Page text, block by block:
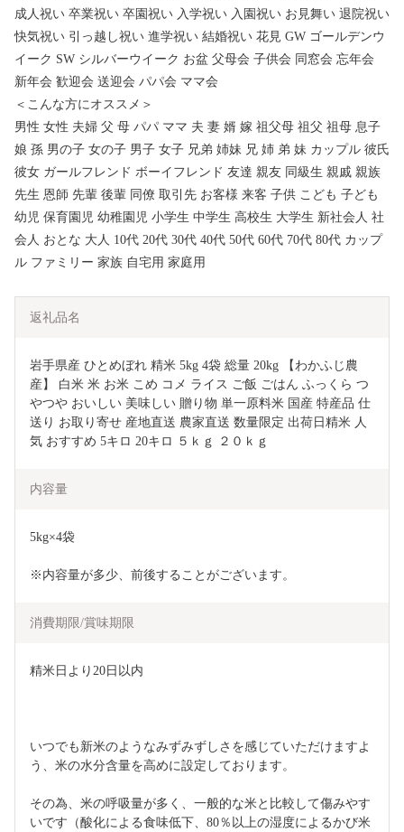
成人祝い 卒業祝い 卒園祝い 入学祝い 入園祝い お見舞い 退院祝い
快気祝い 引っ越し祝い 進学祝い 結婚祝い 花見 GW ゴールデンウ
イーク SW シルバーウイーク お盆 父母会 子供会 同窓会 忘年会
新年会 歓迎会 送迎会 パパ会 ママ会
＜こんな方にオススメ＞
男性 女性 夫婦 父 母 パパ ママ 夫 妻 婿 嫁 祖父母 祖父 祖母 息子
娘 孫 男の子 女の子 男子 女子 兄弟 姉妹 兄 姉 弟 妹 カップル 彼氏
彼女 ガールフレンド ボーイフレンド 友達 親友 同級生 親戚 親族
先生 恩師 先輩 後輩 同僚 取引先 お客様 来客 子供 こども 子ども
幼児 保育園児 幼稚園児 小学生 中学生 高校生 大学生 新社会人 社
会人 おとな 大人 10代 20代 30代 40代 50代 60代 70代 80代 カップ
ル ファミリー 家族 自宅用 家庭用
返礼品名
岩手県産 ひとめぼれ 精米 5kg 4袋 総量 20kg 【わかふじ農
産】 白米 米 お米 こめ コメ ライス ご飯 ごはん ふっくら つ
やつや おいしい 美味しい 贈り物 単一原料米 国産 特産品 仕
送り お取り寄せ 産地直送 農家直送 数量限定 出荷日精米 人
気 おすすめ 5キロ 20キロ ５ｋｇ ２０ｋｇ
内容量
5kg×4袋
※内容量が多少、前後することがございます。
消費期限/賞味期限
精米日より20日以内
いつでも新米のようなみずみずしさを感じていただけますよ
う、米の水分含量を高めに設定しております。
その為、米の呼吸量が多く、一般的な米と比較して傷みやす
いです（酸化による食味低下、80％以上の湿度によるかび米